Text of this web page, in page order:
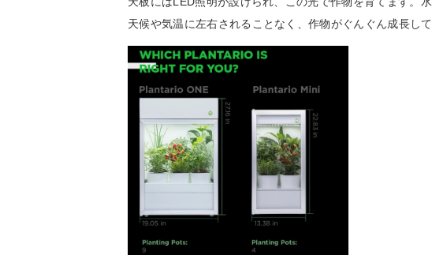
天候や気温に左右されることなく、作物がぐんぐん成長して